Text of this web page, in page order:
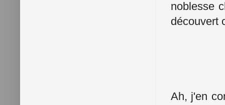
noblesse
découvert
Ah, j'en